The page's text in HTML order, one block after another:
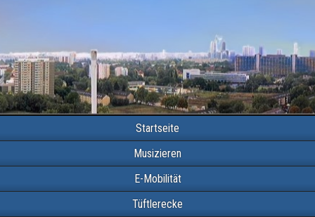
Startseite
Musizieren
E-Mobilität
Tüftlerecke